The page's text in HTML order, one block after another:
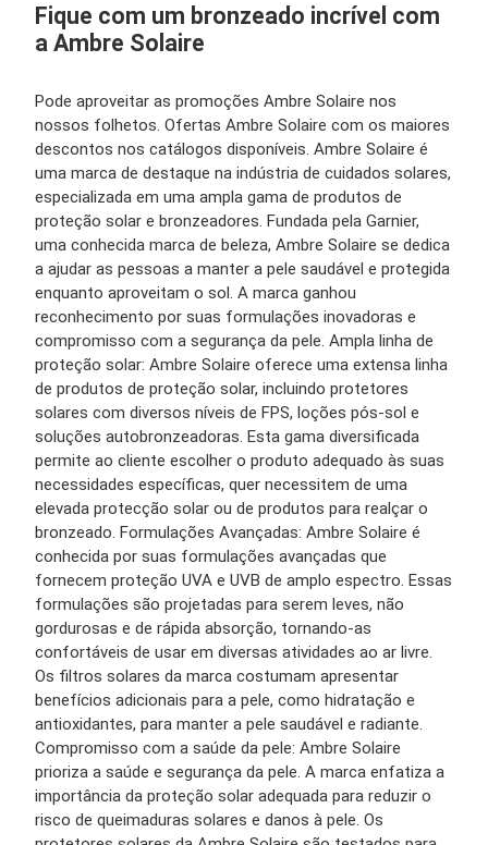
Fique com um bronzeado incrível com
a Ambre Solaire
Pode aproveitar as promoções Ambre Solaire nos
nossos folhetos. Ofertas Ambre Solaire com os maiores
descontos nos catálogos disponíveis. Ambre Solaire é
uma marca de destaque na indústria de cuidados solares,
especializada em uma ampla gama de produtos de
proteção solar e bronzeadores. Fundada pela Garnier,
uma conhecida marca de beleza, Ambre Solaire se dedica
a ajudar as pessoas a manter a pele saudável e protegida
enquanto aproveitam o sol. A marca ganhou
reconhecimento por suas formulações inovadoras e
compromisso com a segurança da pele. Ampla linha de
proteção solar: Ambre Solaire oferece uma extensa linha
de produtos de proteção solar, incluindo protetores
solares com diversos níveis de FPS, loções pós-sol e
soluções autobronzeadoras. Esta gama diversificada
permite ao cliente escolher o produto adequado às suas
necessidades específicas, quer necessitem de uma
elevada protecção solar ou de produtos para realçar o
bronzeado. Formulações Avançadas: Ambre Solaire é
conhecida por suas formulações avançadas que
fornecem proteção UVA e UVB de amplo espectro. Essas
formulações são projetadas para serem leves, não
gordurosas e de rápida absorção, tornando-as
confortáveis ​​de usar em diversas atividades ao ar livre.
Os filtros solares da marca costumam apresentar
benefícios adicionais para a pele, como hidratação e
antioxidantes, para manter a pele saudável e radiante.
Compromisso com a saúde da pele: Ambre Solaire
prioriza a saúde e segurança da pele. A marca enfatiza a
importância da proteção solar adequada para reduzir o
risco de queimaduras solares e danos à pele. Os